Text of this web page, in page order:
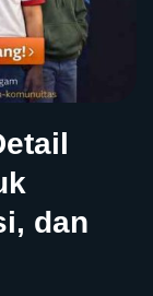
dan